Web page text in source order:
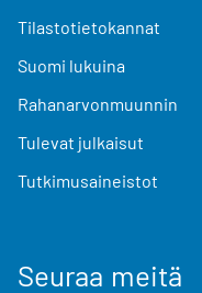
Tilastotietokannat
Suomi lukuina
Rahanarvonmuunnin
Tulevat julkaisut
Tutkimusaineistot
Seuraa meitä